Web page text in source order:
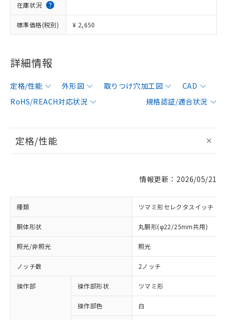
在庫状況
標準価格(税別) ¥ 2,650
詳細情報
定格/性能 外形図 取りつけ穴加工図
CAD
RoHS/REACH対応状況
規格認証/適合状況
定格/性能
情報更新：2026/05/21
種類 ツマミ形セレクタスイッチ
胴体形状 丸胴形(φ22/25mm共用)
照光/非照光 照光
ノッチ数 2ノッチ
操作部 操作部形状 ツマミ形
操作部色 白